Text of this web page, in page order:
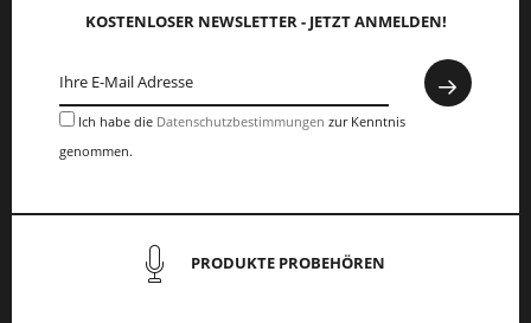
KOSTENLOSER NEWSLETTER - JETZT ANMELDEN!
Ich habe die Datenschutzbestimmungen zur Kenntnis
genommen.
PRODUKTE PROBEHÖREN